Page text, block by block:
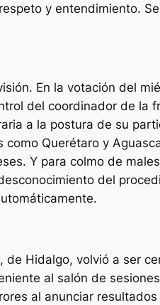
y entendimiento.
En la votación del
del coordinador de la
a la postura de su
Querétaro y
Y para colmo de
del
de Hidalgo, volvió a ser
al salón de
al anunciar resultados